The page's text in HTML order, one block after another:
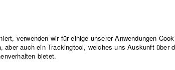
Questions
verwenden wir für einige unserer Anwendungen
aber auch ein Trackingtool, welches uns Auskunft über
bietet.